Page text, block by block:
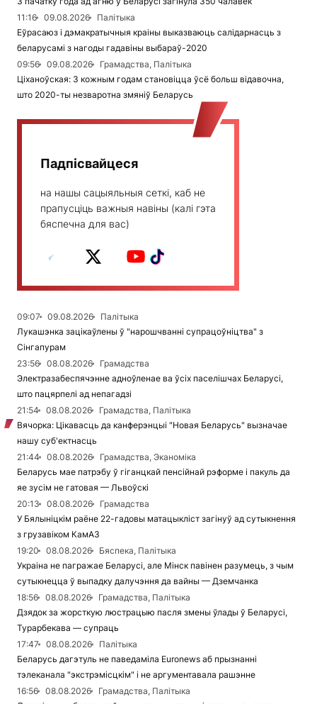
11:16
09.08.2026
Палітыка
Еўрасаюз і дэмакратычныя краіны выказваюць салідарнасць з
беларусамі з нагоды гадавіны выбараў-2020
09:56
09.08.2026
Грамадства, Палітыка
Ціханоўская: З кожным годам становіцца ўсё больш відавочна,
што 2020-ты незваротна змяніў Беларусь
Падпісвайцеся
на нашы сацыяльныя сеткі, каб не
прапусціць важныя навіны (калі гэта
бяспечна для вас)
09:07 09.08.2026
Палітыка
Лукашэнка зацікаўлены ў "нарошчванні супрацоўніцтва" з
Сінгапурам
23:56
08.08.2026
Грамадства
Электразабеспячэнне адноўленае ва ўсіх паселішчах Беларусі,
што пацярпелі ад непагадзі
21:54
08.08.2026
Грамадства, Палітыка
Вячорка: Цікавасць да канферэнцыі "Новая Беларусь" вызначае
нашу суб'ектнасць
21:44
08.08.2026
Грамадства, Эканоміка
Беларусь мае патрэбу ў гіганцкай пенсійнай рэформе і пакуль да
яе зусім не гатовая — Львоўскі
20:13
08.08.2026
Грамадства
У Бялыніцкім раёне 22-гадовы матацыкліст загінуў ад сутыкнення
з грузавіком КамАЗ
19:20
08.08.2026
Бяспека, Палітыка
Украіна не пагражае Беларусі, але Мінск павінен разумець, з чым
сутыкнецца ў выпадку далучэння да вайны — Дземчанка
18:56
08.08.2026
Грамадства, Палітыка
Дзядок за жорсткую люстрацыю пасля змены ўлады ў Беларусі,
Турарбекава — супраць
17:47
08.08.2026
Палітыка
Беларусь дагэтуль не паведаміла Euronews аб прызнанні
тэлеканала "экстрэмісцкім" і не аргументавала рашэнне
16:56
08.08.2026
Грамадства, Палітыка